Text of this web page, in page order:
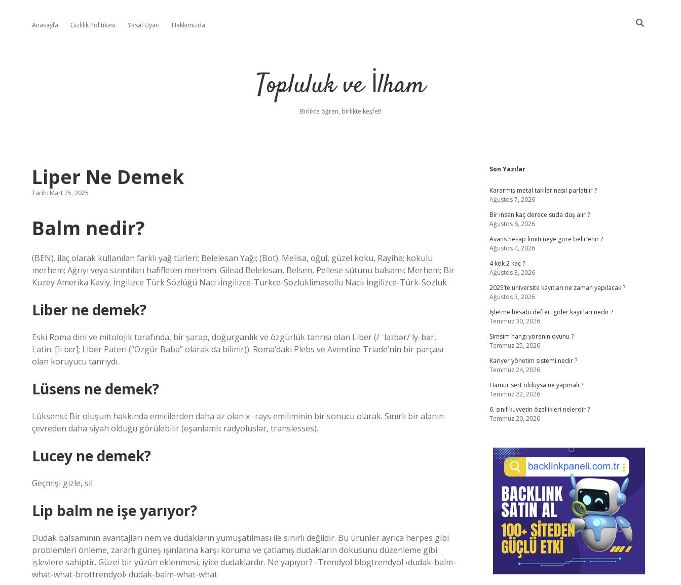
Anasayfa Gizlilik Politikası Yasal Uyarı Hakkımızda
Topluluk ve İlham
Birlikte öğren, birlikte keşfet!
Liper Ne Demek
Tarih: Mart 25, 2025
Balm nedir?
(BEN). ilaç olarak kullanılan farklı yağ türleri; Belelesan Yağı; (Bot). Melisa, oğul, güzel koku, Rayiha; kokulu
merhem; Ağrıyı veya sızıntıları hafifleten merhem. Gilead Belelesan, Belsen, Pellese sütunu balsamı; Merhem; Bir
Kuzey Amerika Kaviy. İngilizce Türk Sözlüğü Naci ›İngilizce-Turkce-Sozluklimasollu Naci› İngilizce-Türk-Sozluk
Liber ne demek?
Eski Roma dini ve mitolojik tarafında, bir şarap, doğurganlık ve özgürlük tanrısı olan Liber (/ ˈlaɪbər/ ly-bər,
Latin: [liːbɛr]; Liber Pateri (“Özgür Baba” olarak da bilinir)). Roma’daki Plebs ve Aventine Triade’nin bir parçası
olan koruyucu tanrıydı.
Lüsens ne demek?
Lüksensi: Bir oluşum hakkında emicilerden daha az olan x -rays emiliminin bir sonucu olarak. Sınırlı bir alanın
çevreden daha siyah olduğu görülebilir (eşanlamlı: radyoluslar, translesses).
Lucey ne demek?
Geçmişi gizle, sil
Lip balm ne işe yarıyor?
Dudak balsamının avantajları nem ve dudakların yumuşatılması ile sınırlı değildir. Bu ürünler ayrıca herpes gibi
problemleri önleme, zararlı güneş ışınlarına karşı koruma ve çatlamış dudakların dokusunu düzenleme gibi
işlevlere sahiptir. Güzel bir yüzün eklenmesi, iyice dudaklardır. Ne yapıyor? -Trendyol blogtrendyol ›dudak-balm-
what-what-brottrendyol› dudak-balm-what-what
Sidebar
Son Yazılar
Kararmış metal takılar nasıl parlatılır ?
Ağustos 7, 2026
Bir insan kaç derece suda duş alır ?
Ağustos 6, 2026
Avans hesap limiti neye göre belirlenir ?
Ağustos 4, 2026
4 kök 2 kaç ?
Ağustos 3, 2026
2025’te üniversite kayıtları ne zaman yapılacak ?
Ağustos 3, 2026
İşletme hesabı defteri gider kayıtları nedir ?
Temmuz 30, 2026
Simsim hangi yörenin oyunu ?
Temmuz 25, 2026
Kariyer yönetim sistemi nedir ?
Temmuz 24, 2026
Hamur sert olduysa ne yapmalı ?
Temmuz 22, 2026
6. sınıf kuvvetin özellikleri nelerdir ?
Temmuz 20, 2026